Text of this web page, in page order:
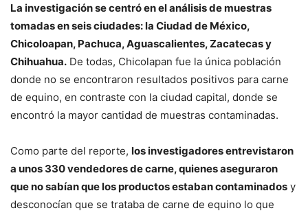
La investigación se centró en el análisis de muestras
tomadas en seis ciudades: la Ciudad de México,
Chicoloapan, Pachuca, Aguascalientes, Zacatecas y
Chihuahua. De todas, Chicolapan fue la única población
donde no se encontraron resultados positivos para carne
de equino, en contraste con la ciudad capital, donde se
encontró la mayor cantidad de muestras contaminadas.
Como parte del reporte, los investigadores entrevistaron
a unos 330 vendedores de carne, quienes aseguraron
que no sabían que los productos estaban contaminados y
desconocían que se trataba de carne de equino lo que